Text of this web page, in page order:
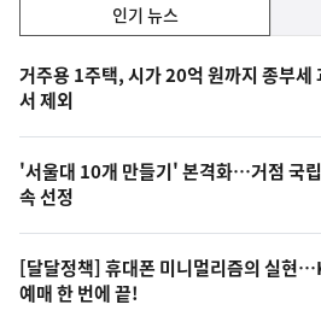
기,
최
신,
오
늘
의
영
상
인기 뉴스
기
뉴
스
거주용 1주택, 시가 20억 원까지 종부세
서 제외
'서울대 10개 만들기' 본격화…거점 국
속 선정
[달달정책] 휴대폰 미니멀리즘의 실현
예매 한 번에 끝!